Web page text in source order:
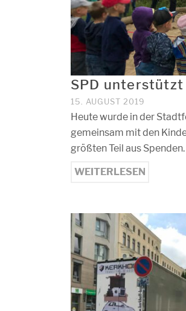
SPD unterstützt
15. AUGUST 2019
Heute wurde in der
gemeinsam mit den
größten Teil aus
WEITERLESEN